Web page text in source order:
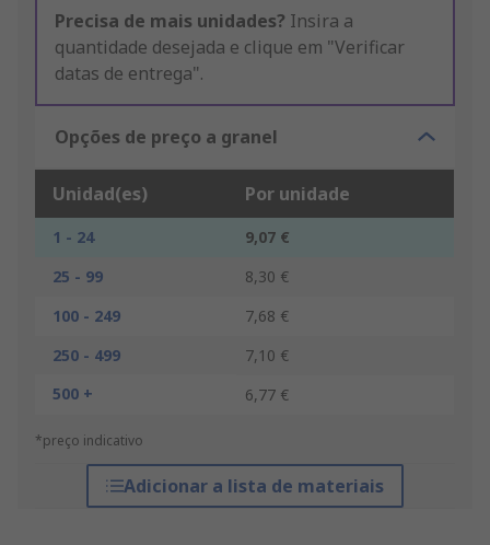
Precisa de mais unidades? Insira a
quantidade desejada e clique em "Verificar
datas de entrega".
Opções de preço a granel
Unidad(es) Por unidade
1 - 24
9,07 €
25 - 99
8,30 €
100 - 249
7,68 €
250 - 499
7,10 €
500 +
6,77 €
*preço indicativo
Adicionar a lista de materiais